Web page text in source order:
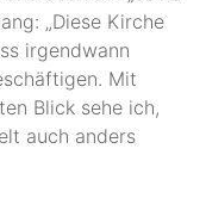
„Diese Kirche
irgendwann
Mit
Blick sehe ich,
auch anders